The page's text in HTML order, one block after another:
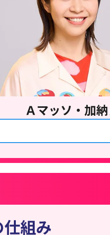
Ａマッソ・加納
組み